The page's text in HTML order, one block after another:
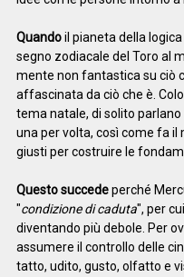
Quandoil pianeta della
segno zodiacale del Toro al
mente non fantastica su ciò
affascinata da ciò che è.
tema natale, di solito
una per volta, così come fa
giusti per costruire le
Questo succedeperché
"condizione di caduta", per
diventando più debole. Per
assumere il controllo delle
tatto, udito, gusto, olfatto e